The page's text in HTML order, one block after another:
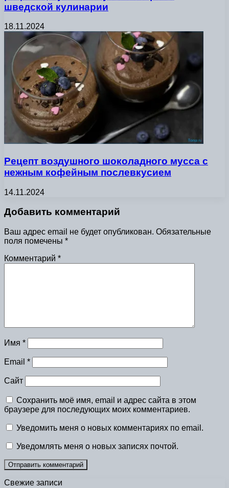
шведской кулинарии
18.11.2024
Рецепт воздушного шоколадного мусса с
нежным кофейным послевкусием
14.11.2024
Добавить комментарий
Ваш адрес email не будет опубликован. Обязательные
поля помечены *
Комментарий *
Имя *
Email *
Сайт
Сохранить моё имя, email и адрес сайта в этом
браузере для последующих моих комментариев.
Уведомить меня о новых комментариях по email.
Уведомлять меня о новых записях почтой.
Свежие записи